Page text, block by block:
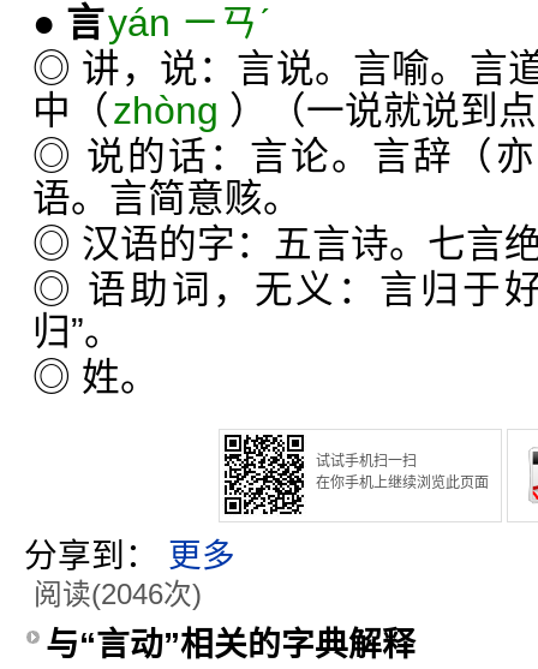
● 言yán ㄧㄢˊ
◎ 讲，说：言说。言喻。言
中（zhòng ）（一说就说到
◎ 说的话：言论。言辞（亦
语。言简意赅。
◎ 汉语的字：五言诗。七言
◎ 语助词，无义：言归于
归”。
◎ 姓。
试试手机扫一扫
在你手机上继续浏览此页面
分享到： 更多
阅读(2046次)
与“言动”相关的字典解释